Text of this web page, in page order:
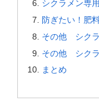
シクラメン専
防ぎたい！肥
その他 シクラ
その他 シク
まとめ